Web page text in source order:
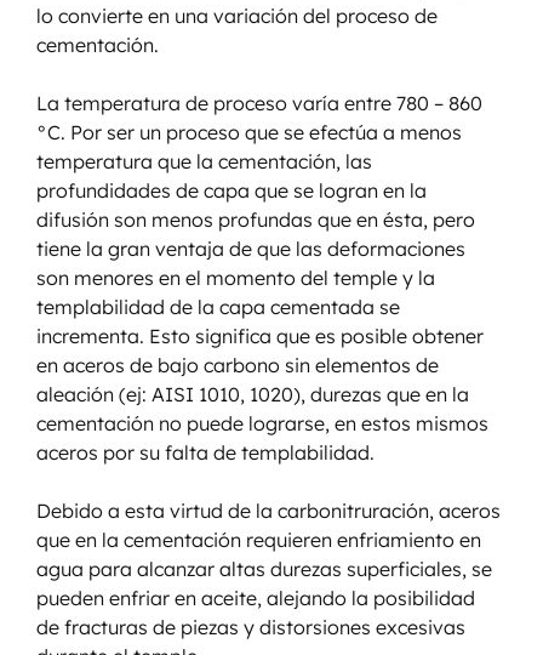
lo convierte en una variación del proceso de
cementación.
La temperatura de proceso varía entre 780 – 860
°C. Por ser un proceso que se efectúa a menos
temperatura que la cementación, las
profundidades de capa que se logran en la
difusión son menos profundas que en ésta, pero
tiene la gran ventaja de que las deformaciones
son menores en el momento del temple y la
templabilidad de la capa cementada se
incrementa. Esto significa que es posible obtener
en aceros de bajo carbono sin elementos de
aleación (ej: AISI 1010, 1020), durezas que en la
cementación no puede lograrse, en estos mismos
aceros por su falta de templabilidad.
Debido a esta virtud de la carbonitruración, aceros
que en la cementación requieren enfriamiento en
agua para alcanzar altas durezas superficiales, se
pueden enfriar en aceite, alejando la posibilidad
de fracturas de piezas y distorsiones excesivas